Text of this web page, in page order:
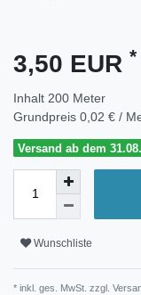
3,50 EUR *
Inhalt 200 Meter
Grundpreis 0,02 € /
Versand ab dem
Wunschliste
* inkl. ges. MwSt. zzgl.